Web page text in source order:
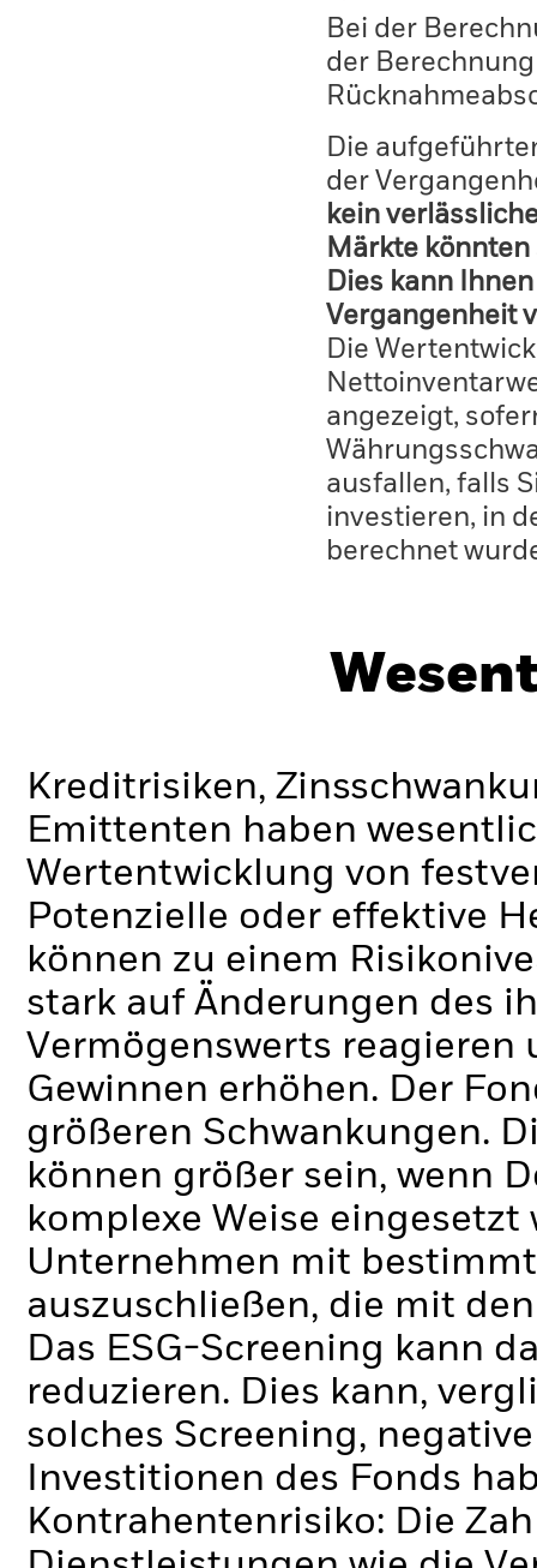
Bei der
der
Die
der
kein
Märkte
Dies kann
Vergangenheit
Die
angezeigt,
ausfallen, falls
investieren, in
berechnet
Kreditrisiken,
Emittenten haben
Wertentwicklung von
Potenzielle oder effektive
können zu einem
stark auf Änderungen des
Vermögenswerts reagieren
Gewinnen erhöhen. Der
größeren Schwankungen.
können größer sein, wenn
komplexe Weise eingesetzt
Unternehmen mit
auszuschließen, die mit
Das ESG-Screening kann
reduzieren. Dies kann,
solches Screening,
Investitionen des Fonds
Kontrahentenrisiko: Die